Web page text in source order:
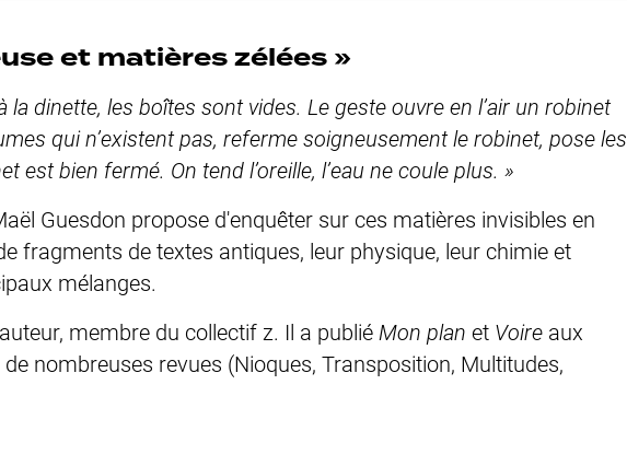
et matières zélées »
la dinette, les boîtes sont vides. Le geste ouvre en l’air un robinet
qui n’existent pas, referme soigneusement le robinet, pose les
est bien fermé. On tend l’oreille, l’eau ne coule plus. »
Guesdon propose d'enquêter sur ces matières invisibles en
fragments de textes antiques, leur physique, leur chimie et
mélanges.
membre du collectif z. Il a publiéMon plan et Voire aux
nombreuses revues (Nioques, Transposition, Multitudes,